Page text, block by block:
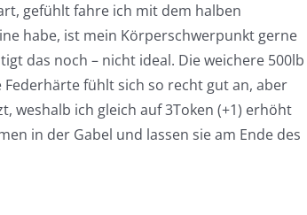
gefühlt fahre ich mit dem halben
habe, ist mein Körperschwerpunkt gerne
das noch – nicht ideal. Die weichere 500lb
Federhärte fühlt sich so recht gut an, aber
weshalb ich gleich auf 3Token (+1) erhöht
in der Gabel und lassen sie am Ende des